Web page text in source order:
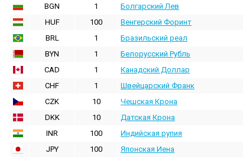
BGN
1 Болгарский Лев
HUF
100 Венгерский Форинт
BRL
1 Бразильский реал
BYN
1 Белорусский Рубль
CAD
1 Канадский Доллар
CHF
1 Швейцарский Франк
CZK
10 Чешская Крона
DKK
10 Датская Крона
INR
100 Индийская pупия
JPY
100 Японская Иена